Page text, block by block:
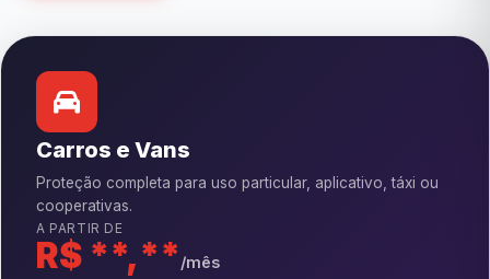
Carros e Vans
Proteção completa para uso particular, aplicativo, táxi ou
cooperativas.
A PARTIR DE
R$ **,** /mês